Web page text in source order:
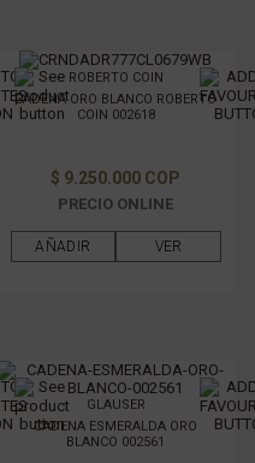
ROBERTO COIN
CADENA ORO BLANCO ROBERTO
COIN 002618
$ 9.250.000 COP
PRECIO ONLINE
AÑADIR VER
GLAUSER
CADENA ESMERALDA ORO
BLANCO 002561